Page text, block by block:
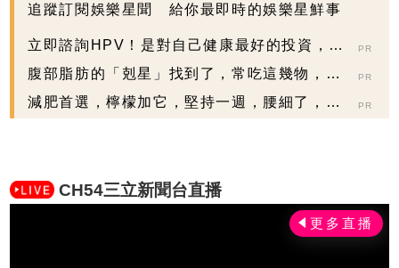
追蹤訂閱娛樂星聞 給你最即時的娛樂星鮮事
立即諮詢HPV！是對自己健康最好的投資，把
握現在不嫌晚...
PR
腹部脂肪的「剋星」找到了，常吃這幾物，吃
走大肚囊，瘦出...
PR
減肥首選，檸檬加它，堅持一週，腰細了，瘦
PR
CH54三立新聞台直播